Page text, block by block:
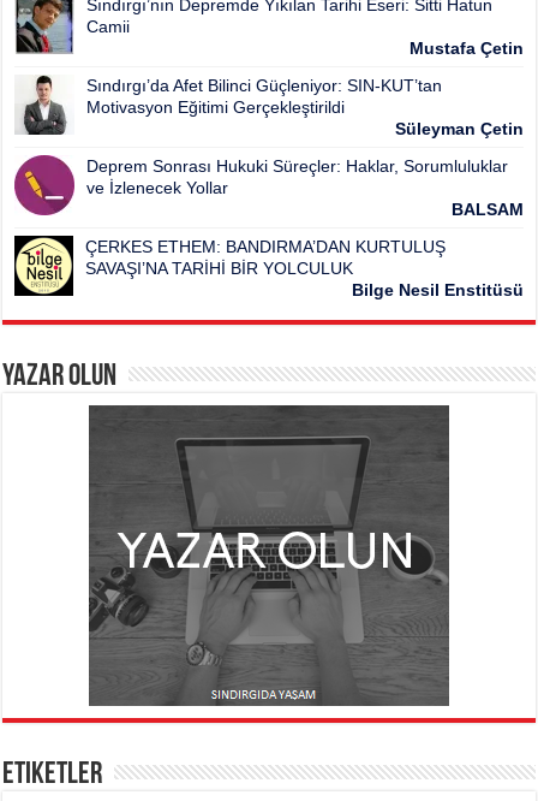
Sındırgı’nın Depremde Yıkılan Tarihi Eseri: Sitti Hatun
Camii
Mustafa Çetin
Sındırgı’da Afet Bilinci Güçleniyor: SIN-KUT’tan
Motivasyon Eğitimi Gerçekleştirildi
Süleyman Çetin
Deprem Sonrası Hukuki Süreçler: Haklar, Sorumluluklar
ve İzlenecek Yollar
BALSAM
ÇERKES ETHEM: BANDIRMA’DAN KURTULUŞ
SAVAŞI’NA TARİHİ BİR YOLCULUK
Bilge Nesil Enstitüsü
Yazar Olun
Etiketler